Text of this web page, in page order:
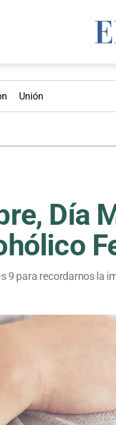
Unión
Día
9 para recordarnos la